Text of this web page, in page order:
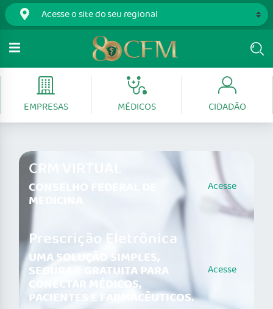
EMPRESAS MÉDICOS CIDADÃO
CRM VIRTUAL
CONSELHO FEDERAL DE
MEDICINA
Acesse
Prescrição Eletrônica
UMA SOLUÇÃO SIMPLES,
SEGURA E GRATUITA PARA
CONECTAR MÉDICOS,
PACIENTES E FARMACÊUTICOS.
Acesse